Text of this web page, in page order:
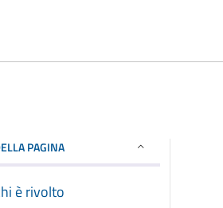
PAGINA
è rivolto